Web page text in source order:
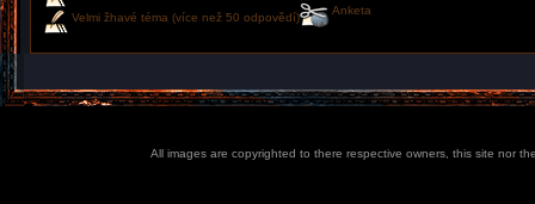
Velmi žhavé téma (více než 50 odpovědí)
Anketa
All images are copyrighted to there respective owners, this site nor